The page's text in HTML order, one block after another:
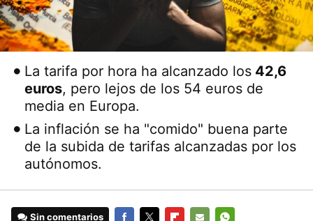
La tarifa por hora ha alcanzado los 42,6
euros, pero lejos de los 54 euros de
media en Europa.
La inflación se ha "comido" buena parte
de la subida de tarifas alcanzadas por los
autónomos.
Sin comentarios